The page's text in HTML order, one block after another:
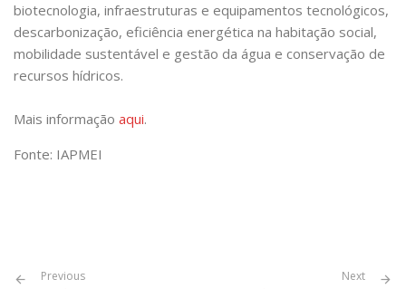
biotecnologia, infraestruturas e equipamentos tecnológicos,
descarbonização, eficiência energética na habitação social,
mobilidade sustentável e gestão da água e conservação de
recursos hídricos.
Mais informação aqui.
Fonte: IAPMEI
Previous Next